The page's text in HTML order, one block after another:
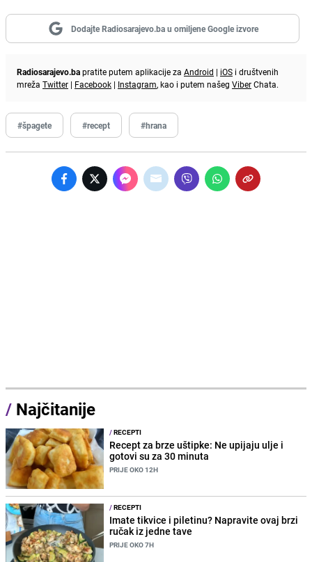
Dodajte Radiosarajevo.ba u omiljene Google izvore
Radiosarajevo.bapratite putem aplikacije za Android | iOS i društvenih
mreža Twitter | Facebook | Instagram, kao i putem našeg ViberChata.
#špagete #recept #hrana
/ Najčitanije
/RECEPTI
Recept za brze uštipke: Ne upijaju ulje i
gotovi su za 30 minuta
PRIJE OKO 12H
/RECEPTI
Imate tikvice i piletinu? Napravite ovaj brzi
ručak iz jedne tave
PRIJE OKO 7H